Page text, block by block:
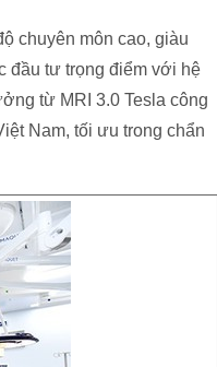
chuyên môn cao, giàu
đầu tư trọng điểm với hệ
từ MRI 3.0 Tesla công
Nam, tối ưu trong chẩn